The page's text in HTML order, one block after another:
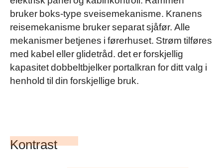
bruker boks-type sveisemekanisme. Kranens
reisemekanisme bruker separat sjåfør. Alle
mekanismer betjenes i førerhuset. Strøm tilføres
med kabel eller glidetråd. det er forskjellig
kapasitet dobbeltbjelker portalkran for ditt valg i
henhold til din forskjellige bruk.
Kontrast